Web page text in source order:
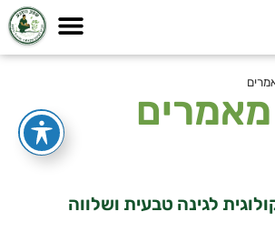
מאמרים
לגינה טבעית ושלווה